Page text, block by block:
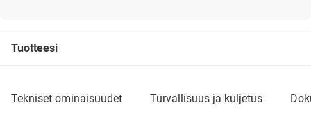
Tuotteesi
tekniset ominaisuudet turvallisuus ja kuljetus